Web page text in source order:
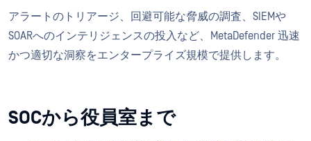
アラートのトリアージ、回避可能な脅威の調査、SIEMや
SOARへのインテリジェンスの投入など、MetaDefender 迅速
かつ適切な洞察をエンタープライズ規模で提供します。
SOCから役員室まで